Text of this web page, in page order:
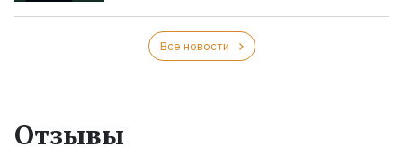
Все новости
Отзывы